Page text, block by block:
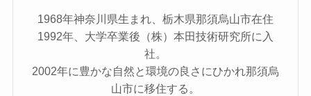
1968年神奈川県生まれ、栃木県那須烏山市在住
1992年、大学卒業後（株）本田技術研究所に入
社。
2002年に豊かな自然と環境の良さにひかれ那須烏
山市に移住する。